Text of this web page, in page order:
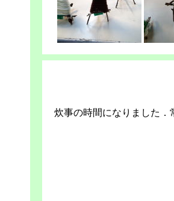
炊事の時間になりました